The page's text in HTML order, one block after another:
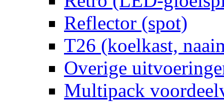
Reflector (spot)
T26 (koelkast,
Overige
Multipack